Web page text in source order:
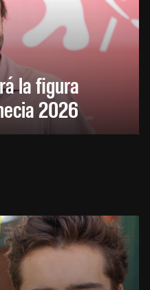
la figura
2026